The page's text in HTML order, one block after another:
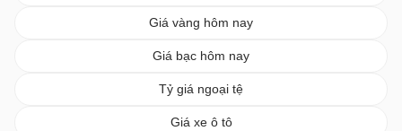
Giá vàng hôm nay
Giá bạc hôm nay
Tỷ giá ngoại tệ
Giá xe ô tô